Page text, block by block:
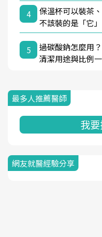
4
保溫杯可以裝茶
不該裝的是「它
5
過碳酸鈉怎麼用
清潔用途與比例
最多人推薦醫師
我
網友就醫經驗分享